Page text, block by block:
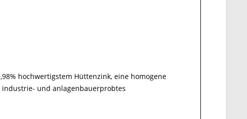
hochwertigstem Hüttenzink, eine homogene
und anlagenbauerprobtes